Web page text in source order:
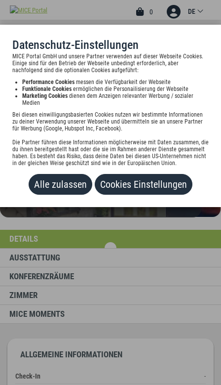
Datenschutz-Einstellungen
MICE Portal GmbH und unsere Partner verwenden auf dieser Webseite Cookies.
Einige sind für den Betrieb der Webseite unbedingt erforderlich, aber
nachfolgend sind die optionalen Cookies aufgeführt:
Performance Cookies messen die Verfügbarkeit der Webseite
Funktionale Cookies ermöglichen die Personailisierung der Webseite
Marketing Cookies dienen dem Anzeigen relevanter Werbung / sozialer
Medien
Bei diesen einwilligungsbasierten Cookies nutzen wir bestimmte Informationen
zu deiner Verwendung unserer Webseite und übermitteln sie an unsere Partner
für Werbung (Google, Hubspot Inc, Facebook).
Die Partner führen diese Informationen möglicherweise mit Daten zusammen, die
du ihnen bereitgestellt hast oder die sie im Rahmen anderer Dienste gesammelt
haben. Es besteht das Risiko, dass deine Daten bei diesen US-Unternehmen nicht
in der gleichen Weise geschützt sind wie in der Europäischen Union.
Alle zulassen Cookies Einstellungen
0 DE
4
HOTEL ZUR WEINSTEIGE
Hohenheimer Str. 30, 70184 Stuttgart, Deutschland
HINZUFÜGEN
DETAILS
AUSSTATTUNG
KONFERENZRÄUME
ZIMMER
MICE MOMENTS
ALLGEMEINE INFORMATIONEN
Check-In
-